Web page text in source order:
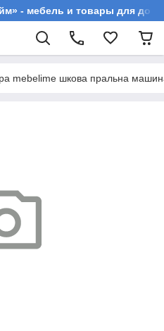
- мебель и товары для
mebelime шкова пральна